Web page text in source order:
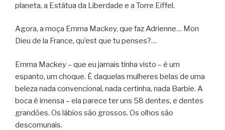
planeta, a Estátua da Liberdade e a Torre Eiffel.
Agora, a moça Emma Mackey, que faz Adrienne… Mon
Dieu de la France, qu’est que tu penses?…
Emma Mackey – que eu jamais tinha visto – é um
espanto, um choque. É daquelas mulheres belas de uma
beleza nada convencional, nada certinha, nada Barbie. A
boca é imensa – ela parece ter uns 58 dentes, e dentes
grandões. Os lábios são grossos. Os olhos são
descomunais.